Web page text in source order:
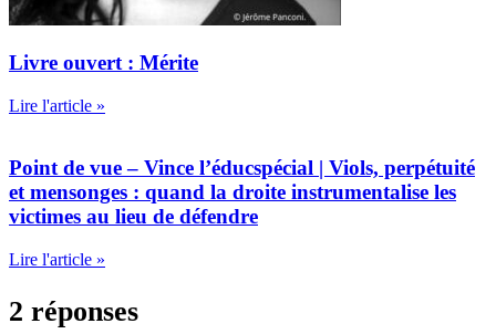
Livre ouvert : Mérite
Lire l'article »
Point de vue – Vince l’éducspécial | Viols, perpétuité
et mensonges : quand la droite instrumentalise les
victimes au lieu de défendre
Lire l'article »
2 réponses